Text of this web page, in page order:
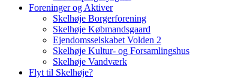
Foreninger og Aktiver
Skelhøje Borgerforening
Skelhøje Købmandsgaard
Ejendomsselskabet Volden 2
Skelhøje Kultur- og Forsamlingshus
Skelhøje Vandværk
Flyt til Skelhøje?